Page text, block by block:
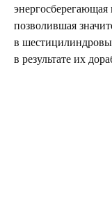
позволившая
в
в результате их
семье